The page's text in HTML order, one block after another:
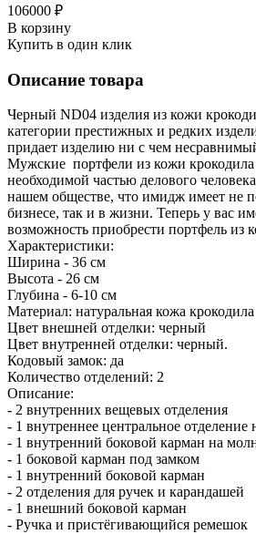
106000 ₽
В корзину
Купить в один клик
Описание товара
Черный ND04 изделия из кожи
категории престижных и редких
придает изделию ни с чем
Мужские портфели из кожи крокодила
необходимой частью делового
нашем обществе, что имидж имеет не
бизнесе, так и в жизни. Теперь у вас
возможность приобрести портфель из
Характеристики:
Ширина - 36 см
Высота - 26 см
Глубина - 6-10 см
Материал: натуральная кожа крокодила
Цвет внешней отделки: черный
Цвет внутренней отделки: черный.
Кодовый замок: да
Количество отделений: 2
Описание:
- 2 внутренних вещевых отделения
- 1 внутреннее центральное отделение
- 1 внутренний боковой карман на
- 1 боковой карман под замком
- 1 внутренний боковой карман
- 2 отделения для ручек и карандашей
- 1 внешний боковой карман
- Ручка и пристёгивающийся ремешок